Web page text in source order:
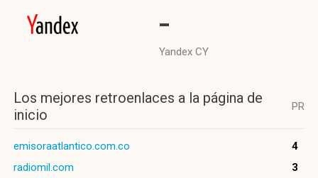
-
Yandex CY
Los mejores retroenlaces a la página de
inicio
PR
emisoraatlantico.com.co
4
radiomil.com
3